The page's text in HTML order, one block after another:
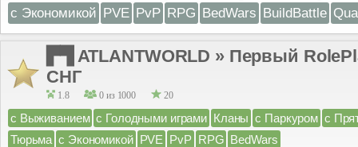
с Экономикой PVE PvP RPG BedWars BuildBattle
▛▜ ATLANTWORLD » Первый
СНГ
1.8 0 из 1000 20
с Выживанием с Голодными играми Кланы с Паркуром с
Тюрьма с Экономикой PVE PvP RPG BedWars